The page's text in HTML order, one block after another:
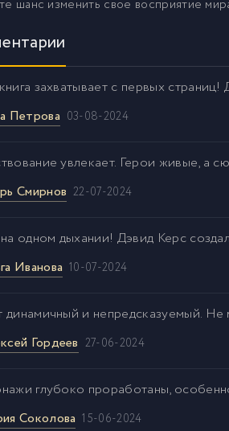
шанс изменить свое восприятие
захватывает с первых
Петрова 03-08-2024
увлекает. Герои живые, а
Смирнов 22-07-2024
одном дыхании! Дэвид Керс
Иванова 10-07-2024
и непредсказуемый. Не
Гордеев 27-06-2024
глубоко проработаны,
Соколова 15-06-2024